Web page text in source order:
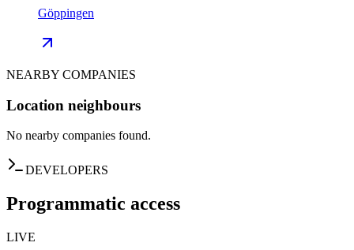
Göppingen
NEARBY COMPANIES
Location neighbours
No nearby companies found.
DEVELOPERS
Programmatic access
LIVE